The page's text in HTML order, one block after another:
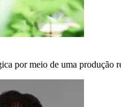
por meio de uma